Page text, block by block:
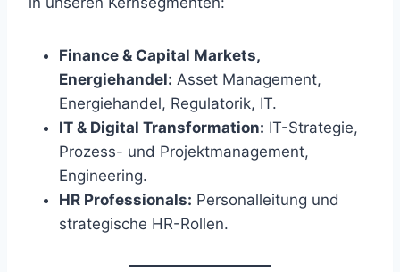
Finance & Capital Markets,
Energiehandel: Asset Management,
Energiehandel, Regulatorik, IT.
IT & Digital Transformation: IT-Strategie,
Prozess- und Projektmanagement,
Engineering.
HR Professionals: Personalleitung und
strategische HR-Rollen.